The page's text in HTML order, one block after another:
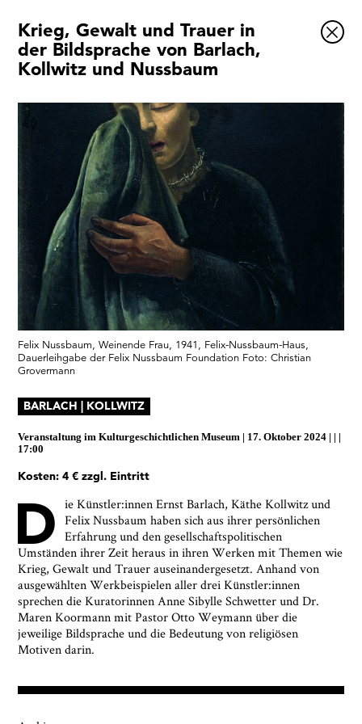
Krieg, Gewalt und Trauer in
der Bildsprache von Barlach,
Kollwitz und Nussbaum
Felix Nussbaum, Weinende Frau, 1941, Felix-Nussbaum-Haus,
Dauerleihgabe der Felix Nussbaum Foundation Foto: Christian
Grovermann
BARLACH | KOLLWITZ
Veranstaltung imKulturgeschichtlichen Museum 17. Oktober 2024
17:00
Kosten: 4 € zzgl. Eintritt
D ie Künstler:innen Ernst Barlach, Käthe Kollwitz und
Felix Nussbaum haben sich aus ihrer persönlichen
Erfahrung und den gesellschaftspolitischen
Umständen ihrer Zeit heraus in ihren Werken mit Themen wie
Krieg, Gewalt und Trauer auseinandergesetzt. Anhand von
ausgewählten Werkbeispielen aller drei Künstler:innen
sprechen die Kuratorinnen Anne Sibylle Schwetter und Dr.
Maren Koormann mit Pastor Otto Weymann über die
jeweilige Bildsprache und die Bedeutung von religiösen
Motiven darin.
Ausstellungen
Veranstaltungen
Museumsquartier
Vermittlung
Besuch
Kontakt
Schließen
Ja, ich bin damit einverstanden, dass das
angegebenen Informationen speichert, um mir den
Zustimmung jederzeit widerrufen und die
Museumsquartiers Osnabrück löschen lassen. Es
Aufsichtsbehörde für Datenschutz. Weitere
Informationen siehe:Datenschutz-Seite.*
* notwendige Angaben
1x